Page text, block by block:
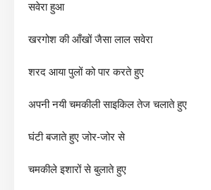
सवेरा हुआ
खरगोश की आँखों जैसा लाल सवेरा
शरद आया पुलों को पार करते हुए
अपनी नयी चमकीली साइकिल तेज चलाते हुए
घंटी बजाते हुए जोर-जोर से
चमकीले इशारों से बुलाते हुए